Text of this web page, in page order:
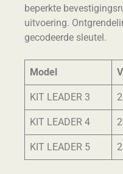
beperkte
uitvoering.
gecodeerde sleutel.
Model
KIT LEADER 3
KIT LEADER 4
KIT LEADER 5